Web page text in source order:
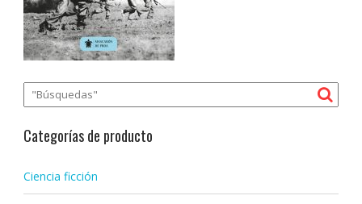
Categorías de producto
Ciencia ficción